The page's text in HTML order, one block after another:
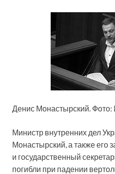
Денис Монастырский.
Министр внутренних дел
Монастырский, а также его
и государственный
погибли при падении